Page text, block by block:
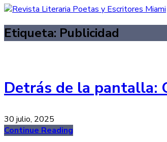
Etiqueta: Publicidad
Detrás de la pantalla:
30 julio, 2025
Continue Reading